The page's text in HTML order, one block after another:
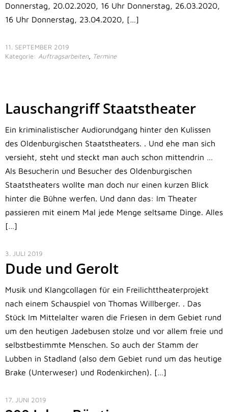
Donnerstag, 20.02.2020, 16 Uhr Donnerstag, 26.03.2020,
16 Uhr Donnerstag, 23.04.2020, […]
11. SEPTEMBER 2019
Kategorie: Auftragsarbeiten, Termine
Lauschangriff Staatstheater
Ein kriminalistischer Audiorundgang hinter den Kulissen
des Oldenburgischen Staatstheaters. . Und ehe man sich
versieht, steht und steckt man auch schon mittendrin …
Als Besucherin und Besucher des Oldenburgischen
Staatstheaters wollte man doch nur einen kurzen Blick
hinter die Bühne werfen. Und dann das: Im Theater
passieren mit einem Mal jede Menge seltsame Dinge. Alles
[…]
3. JULI 2019
Dude und Gerolt
Musik und Klangcollagen für ein Freilichttheaterprojekt
nach einem Schauspiel von Thomas Willberger. . Das
Stück Im Mittelalter waren die Friesen in dem Gebiet rund
um den heutigen Jadebusen stolze und vor allem freie und
selbstbestimmte Menschen. So auch der Stamm der
Lubben in Stadland (also dem Gebiet rund um das heutige
Brake (Unterweser) und Rodenkirchen). […]
17. JUNI 2019